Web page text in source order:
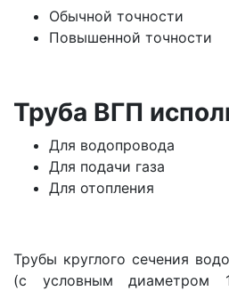
Обычной точности
Повышенной точности
Труба ВГП
Для водопровода
Для подачи газа
Для отопления
Трубы круглого сечения
(с условным